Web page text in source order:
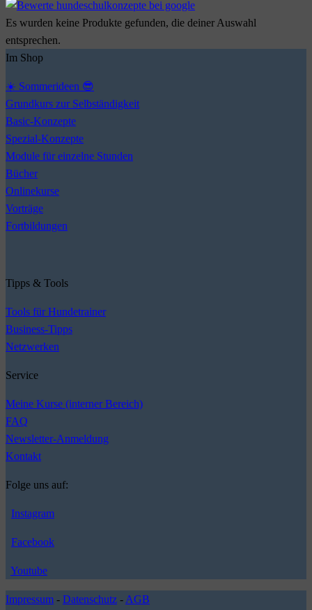
Es wurden keine Produkte gefunden, die deiner Auswahl
entsprechen.
Im Shop
☀️ Sommerideen 😎
Grundkurs zur Selbständigkeit
Basic-Konzepte
Spezial-Konzepte
Module für einzelne Stunden
Bücher
Onlinekurse
Vorträge
Fortbildungen
Tipps & Tools
Tools für Hundetrainer
Business-Tipps
Netzwerken
Service
Meine Kurse (interner Bereich)
FAQ
Newsletter-Anmeldung
Kontakt
Folge uns auf:
Instagram
Facebook
Youtube
Impressum - Datenschutz - AGB